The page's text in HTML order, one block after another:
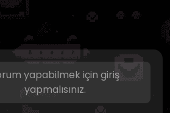
yapabilmek için giriş
yapmalısınız.